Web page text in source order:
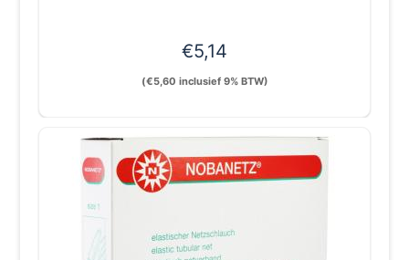
€5,14
(€5,60 inclusief 9% BTW)